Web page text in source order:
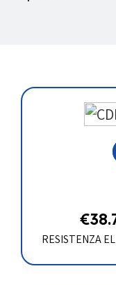
€
RESISTENZA